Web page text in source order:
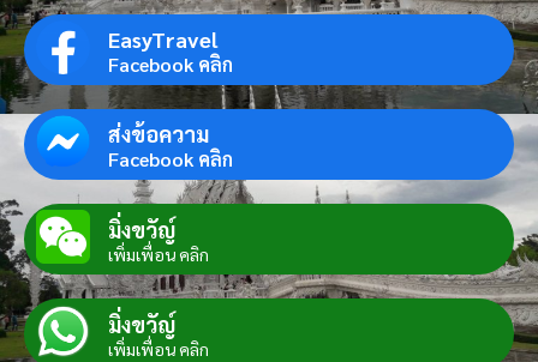
EasyTravel
Facebook คลิก
ส่งข้อความ
Facebook คลิก
มิ่งขวัญ์
เพิ่มเพื่อน คลิก
มิ่งขวัญ์
เพิ่มเพื่อน คลิก